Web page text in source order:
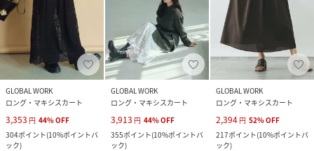
GLOBAL WORK
ロング・マキシスカート
3,353 円 44%OFF
304ポイント(10%ポイントバ
ック)
GLOBAL WORK
ロング・マキシスカート
3,913 円 44%OFF
355ポイント(10%ポイントバ
ック)
GLOBAL WORK
ロング・マキシスカート
2,394 円 52%OFF
217ポイント(10%ポイントバ
ック)